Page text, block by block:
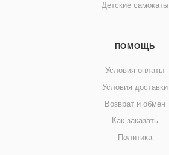
Детские самокаты
ПОМОЩЬ
Условия оплаты
Условия доставки
Возврат и обмен
Как заказать
Политика